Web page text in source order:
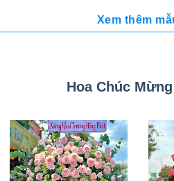
Xem thêm
Hoa Chúc Mừng